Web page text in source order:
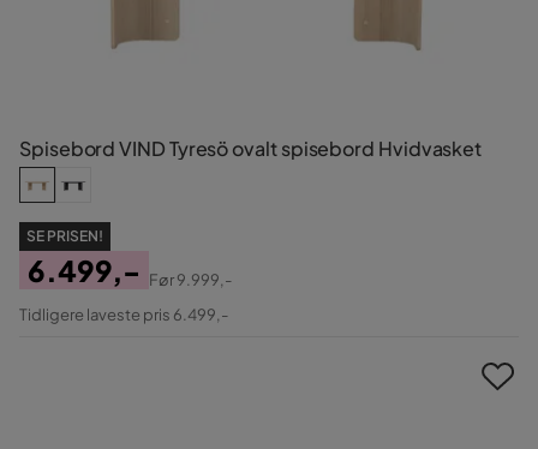
Spisebord VIND Tyresö ovalt spisebord Hvidvasket
SE PRISEN!
Pris
6.499,-
Original
Før9.999,-
Tidligere laveste pris 6.499,-